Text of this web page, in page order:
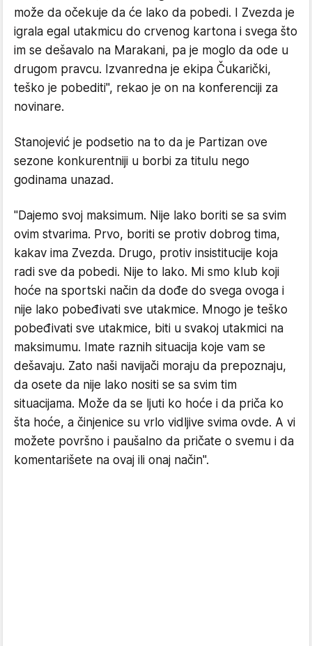
može da očekuje da će lako da pobedi. I Zvezda je
igrala egal utakmicu do crvenog kartona i svega što
im se dešavalo na Marakani, pa je moglo da ode u
drugom pravcu. Izvanredna je ekipa Čukarički,
teško je pobediti", rekao je on na konferenciji za
novinare.
Stanojević je podsetio na to da je Partizan ove
sezone konkurentniji u borbi za titulu nego
godinama unazad.
"Dajemo svoj maksimum. Nije lako boriti se sa svim
ovim stvarima. Prvo, boriti se protiv dobrog tima,
kakav ima Zvezda. Drugo, protiv insistitucije koja
radi sve da pobedi. Nije to lako. Mi smo klub koji
hoće na sportski način da dođe do svega ovoga i
nije lako pobeđivati sve utakmice. Mnogo je teško
pobeđivati sve utakmice, biti u svakoj utakmici na
maksimumu. Imate raznih situacija koje vam se
dešavaju. Zato naši navijači moraju da prepoznaju,
da osete da nije lako nositi se sa svim tim
situacijama. Može da se ljuti ko hoće i da priča ko
šta hoće, a činjenice su vrlo vidljive svima ovde. A vi
možete površno i paušalno da pričate o svemu i da
komentarišete na ovaj ili onaj način".